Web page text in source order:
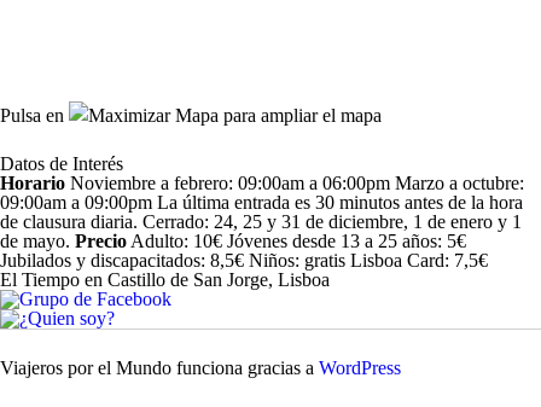
Pulsa en para ampliar el mapa
Datos de Interés
Horario Noviembre a febrero: 09:00am a 06:00pm Marzo a octubre:
09:00am a 09:00pm La última entrada es 30 minutos antes de la hora
de clausura diaria. Cerrado: 24, 25 y 31 de diciembre, 1 de enero y 1
de mayo. Precio Adulto: 10€ Jóvenes desde 13 a 25 años: 5€
Jubilados y discapacitados: 8,5€ Niños: gratis Lisboa Card: 7,5€
El Tiempo en Castillo de San Jorge, Lisboa
Viajeros por el Mundo funciona gracias a WordPress